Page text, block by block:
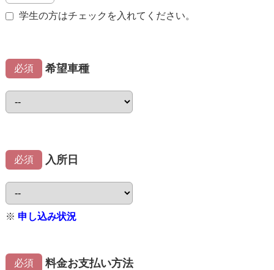
学生の方はチェックを入れてください。
必須 希望車種
必須 入所日
※ 申し込み状況
必須 料金お支払い方法